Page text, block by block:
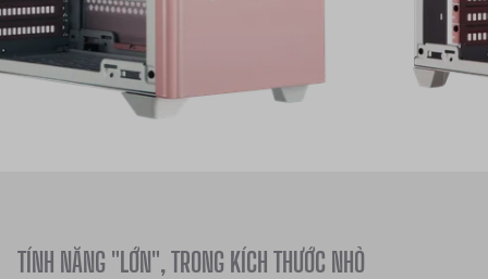
TÍNH NĂNG "LỚN", TRONG KÍCH THƯỚC NHỎ